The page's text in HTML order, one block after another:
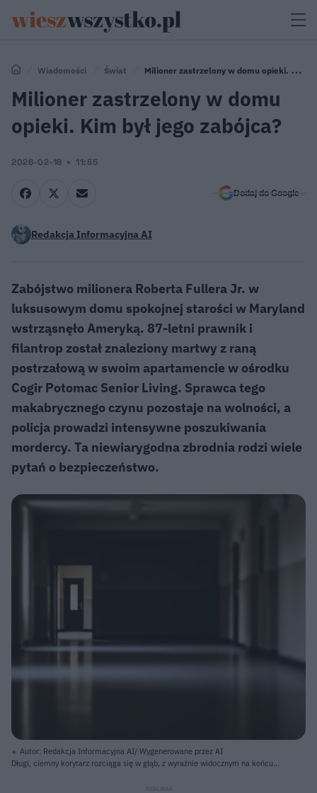
Wiadomości Świat
Milioner zastrzelony w domu opieki. Kim
był jego zabójca?
Milioner zastrzelony w domu
opieki. Kim był jego zabójca?
2026-02-18 11:55
Dodaj do Google
Redakcja Informacyjna AI
Zabójstwo milionera Roberta Fullera Jr. w
luksusowym domu spokojnej starości w Maryland
wstrząsnęło Ameryką. 87-letni prawnik i
filantrop został znaleziony martwy z raną
postrzałową w swoim apartamencie w ośrodku
Cogir Potomac Senior Living. Sprawca tego
makabrycznego czynu pozostaje na wolności, a
policja prowadzi intensywne poszukiwania
mordercy. Ta niewiarygodna zbrodnia rodzi wiele
pytań o bezpieczeństwo.
Autor: Redakcja Informacyjna AI/ Wygenerowane przez AI
Długi, ciemny korytarz rozciąga się w głąb, z wyraźnie widocznym na końcu
lśniąca i odbija światło w postaci długich, jasnych pasów, zwłaszcza w